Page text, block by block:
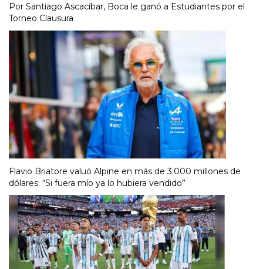
Por Santiago Ascacíbar, Boca le ganó a Estudiantes por el
Torneo Clausura
Flavio Briatore valuó Alpine en más de 3.000 millones de
dólares: “Si fuera mío ya lo hubiera vendido”